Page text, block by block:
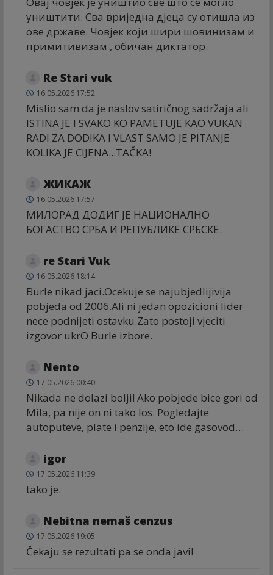
уништити. Сва вриједна дјеца су отишла из
ове државе. Човјек који шири шовинизам и
примитивизам , обичан диктатор.
Re Stari vuk
16.05.2026 17:52
Mislio sam da je naslov satiričnog sadržaja ali
ISTINA JE I SVAKO KO PAMETUJE KAO VUKAN
RADI ZA DODIKA I VLAST SAMO JE PITANJE
KOLIKA JE CIJENA...TAČKA!
ЖИКАЖ
16.05.2026 17:57
МИЛОРАД ДОДИГ ЈЕ НАЦИОНАЛНО
БОГАСТВО СРБА И РЕПУБЛИКЕ СРБСКЕ.
re Stari Vuk
16.05.2026 18:14
Burle nikad jaci.Ocekuje se najubjedlijivija
pobjeda od 2006.Ali ni jedan opozicioni lider
nece podnijeti ostavku.Zato postoji vjeciti
izgovor ukrO Burle izbore.
Nento
17.05.2026 00:40
Nikada ne dolazi bolji! Ako pobjede bice gori od
Mila, pa nije on ni tako los. Pogledajte
autoputeve, plate i penzije, eto ide gasovod…
igor
17.05.2026 11:39
tako je.
Nebitna nemaš cenzus
17.05.2026 19:05
Čekaju se rezultati pa se onda javi!